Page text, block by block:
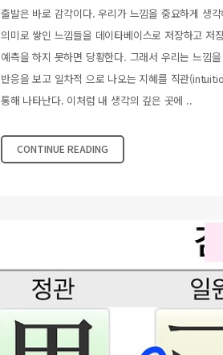
출발은 바로 감각이다. 우리가 느낌을 중요하게 생
의미로 쌓인 느낌들을 데이타베이스로 저장하고 저
예측을 하지 못하면 당황한다. 그래서 우리는 느낌
반응을 보고 일차적 으로 나오는 지혜를 직관
통해 나타난다. 이처럼 내 생각의 깊은 곳에 ..
CONTINUE READING